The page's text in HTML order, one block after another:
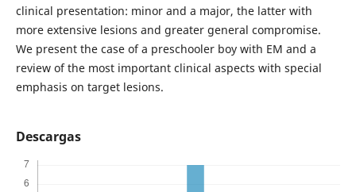
clinical presentation: minor and a major, the latter with
more extensive lesions and greater general compromise.
We present the case of a preschooler boy with EM and a
review of the most important clinical aspects with special
emphasis on target lesions.
Descargas